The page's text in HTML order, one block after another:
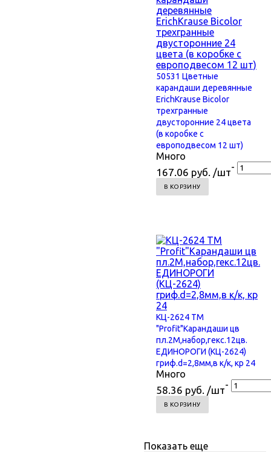
50531 Цветные
карандаши деревянные
ErichKrause Bicolor
трехгранные
двусторонние 24 цвета
(в коробке с
европодвесом 12 шт)
Много
167.06 руб. /шт-
В КОРЗИНУ
КЦ-2624 TM
"Profit"Карандаши цв
пл.2М,набор,гекс.12цв.
ЕДИНОРОГИ (КЦ-2624)
гриф.d=2,8мм,в к/к, кр 24
Много
58.36 руб. /шт-
В КОРЗИНУ
Показать еще